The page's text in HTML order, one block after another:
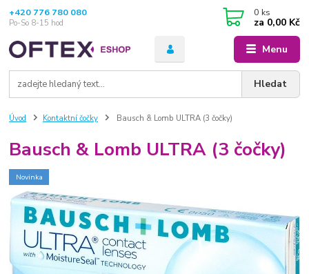
Menu
Hledat
+420 776 780 080
Po-So 8-15 hod
0 ks
za 0,00 Kč
Úvod Kontaktní čočky Bausch & Lomb ULTRA (3 čočky)
Bausch & Lomb ULTRA (3 čočky)
Novinka